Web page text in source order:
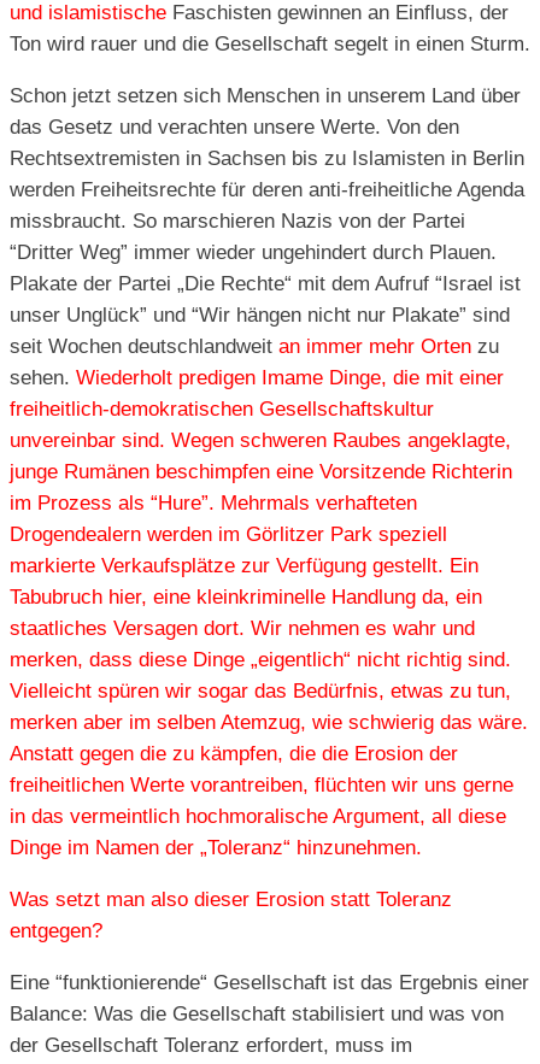
und islamistische Faschisten gewinnen an Einfluss, der
Ton wird rauer und die Gesellschaft segelt in einen Sturm.
Schon jetzt setzen sich Menschen in unserem Land über
das Gesetz und verachten unsere Werte. Von den
Rechtsextremisten in Sachsen bis zu Islamisten in Berlin
werden Freiheitsrechte für deren anti-freiheitliche Agenda
missbraucht. So marschieren Nazis von der Partei
“Dritter Weg” immer wieder ungehindert durch Plauen.
Plakate der Partei „Die Rechte“ mit dem Aufruf “Israel ist
unser Unglück” und “Wir hängen nicht nur Plakate” sind
seit Wochen deutschlandweit an immer mehr Orten zu
sehen. Wiederholt predigen Imame Dinge, die mit einer
freiheitlich-demokratischen Gesellschaftskultur
unvereinbar sind. Wegen schweren Raubes angeklagte,
junge Rumänen beschimpfen eine Vorsitzende Richterin
im Prozess als “Hure”. Mehrmals verhafteten
Drogendealern werden im Görlitzer Park speziell
markierte Verkaufsplätze zur Verfügung gestellt. Ein
Tabubruch hier, eine kleinkriminelle Handlung da, ein
staatliches Versagen dort. Wir nehmen es wahr und
merken, dass diese Dinge „eigentlich“ nicht richtig sind.
Vielleicht spüren wir sogar das Bedürfnis, etwas zu tun,
merken aber im selben Atemzug, wie schwierig das wäre.
Anstatt gegen die zu kämpfen, die die Erosion der
freiheitlichen Werte vorantreiben, flüchten wir uns gerne
in das vermeintlich hochmoralische Argument, all diese
Dinge im Namen der „Toleranz“ hinzunehmen.
Was setzt man also dieser Erosion statt Toleranz
entgegen?
Eine “funktionierende“ Gesellschaft ist das Ergebnis einer
Balance: Was die Gesellschaft stabilisiert und was von
der Gesellschaft Toleranz erfordert, muss im